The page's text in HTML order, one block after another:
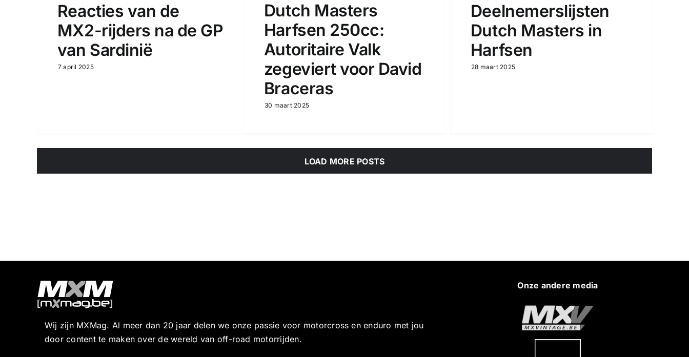
Reacties van de
MX2-rijders na de GP
van Sardinië
7 april 2025
Dutch Masters
Harfsen 250cc:
Autoritaire Valk
zegeviert voor David
Braceras
30 maart 2025
Deelnemerslijsten
Dutch Masters in
Harfsen
28 maart 2025
LOAD MORE POSTS
Wij zijn MXMag. Al meer dan 20 jaar delen we onze passie voor motorcross en enduro met jou
door content te maken over de wereld van off-road motorrijden.
Onze andere media